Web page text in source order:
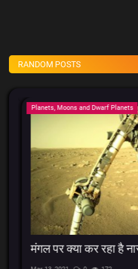
RANDOM POSTS
Planets, Moons and Dwarf Planets
मंगल पर क्या कर रहा है